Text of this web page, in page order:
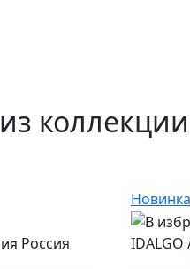
Россия
Новинка
IDALGO